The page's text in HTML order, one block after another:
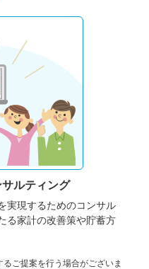
サルティング
実現するためのコンサル
る家計の改善策や貯蓄方
ご提案を行う場合がございま